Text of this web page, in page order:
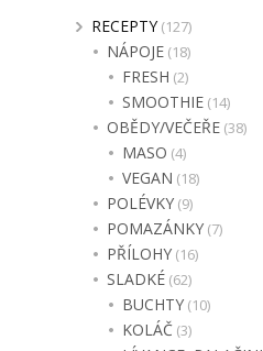
RECEPTY(127)
NÁPOJE (18)
FRESH (2)
SMOOTHIE (14)
OBĚDY/VEČEŘE (38)
MASO (4)
VEGAN (18)
POLÉVKY (9)
POMAZÁNKY (7)
PŘÍLOHY (16)
SLADKÉ (62)
BUCHTY (10)
KOLÁČ (3)